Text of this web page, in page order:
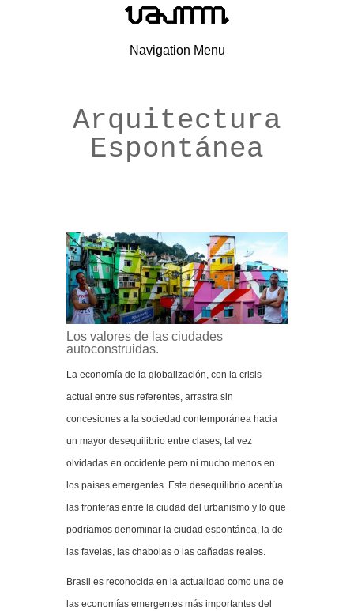
Navigation Menu
Arquitectura
Espontánea
Los valores de las ciudades
autoconstruidas.
La economía de la globalización, con la crisis
actual entre sus referentes, arrastra sin
concesiones a la sociedad contemporánea hacia
un mayor desequilibrio entre clases; tal vez
olvidadas en occidente pero ni mucho menos en
los países emergentes. Este desequilibrio acentúa
las fronteras entre la ciudad del urbanismo y lo que
podríamos denominar la ciudad espontánea, la de
las favelas, las chabolas o las cañadas reales.
Brasil es reconocida en la actualidad como una de
las economías emergentes más importantes del